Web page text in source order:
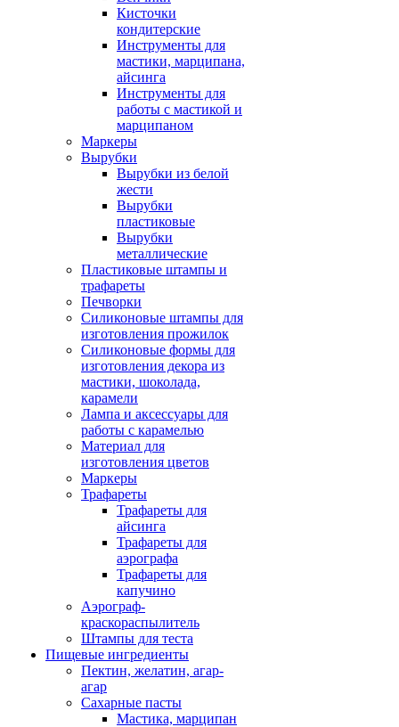
Кисточки
кондитерские
Инструменты для
мастики, марципана,
айсинга
Инструменты для
работы с мастикой и
марципаном
Маркеры
Вырубки
Вырубки из белой
жести
Вырубки
пластиковые
Вырубки
металлические
Пластиковые штампы и
трафареты
Печворки
Силиконовые штампы для
изготовления прожилок
Силиконовые формы для
изготовления декора из
мастики, шоколада,
карамели
Лампа и аксессуары для
работы с карамелью
Материал для
изготовления цветов
Маркеры
Трафареты
Трафареты для
айсинга
Трафареты для
аэрографа
Трафареты для
капучино
Аэрограф-
краскораспылитель
Штампы для теста
Пищевые ингредиенты
Пектин, желатин, агар-
агар
Сахарные пасты
Мастика, марципан